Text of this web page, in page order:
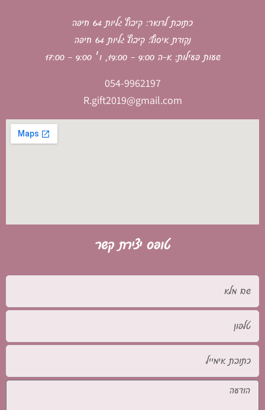
כתובת לדואר: קיבוץ גליות 64 חיפה
נקודת איסוף: קיבוץ גליות 64 חיפה
שעות פעילות: א-ה 9:00 - 19:00, ו׳ 9:00 - 17:00
054-9962197
R.gift2019@gmail.com
טופס יצירת קשר
מלא
אימייל
הודעה